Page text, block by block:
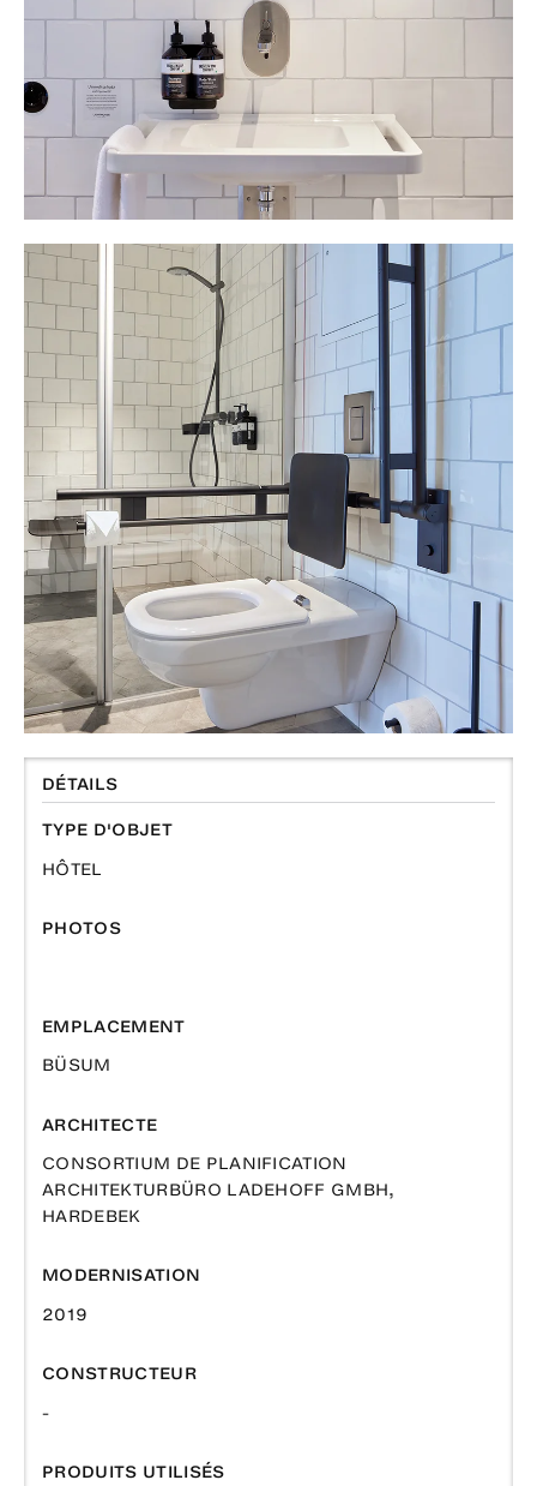
DÉTAILS
TYPE D'OBJET
HÔTEL
PHOTOS
EMPLACEMENT
BÜSUM
ARCHITECTE
CONSORTIUM DE PLANIFICATION
ARCHITEKTURBÜRO LADEHOFF GMBH,
HARDEBEK
MODERNISATION
2019
CONSTRUCTEUR
-
PRODUITS UTILISÉS